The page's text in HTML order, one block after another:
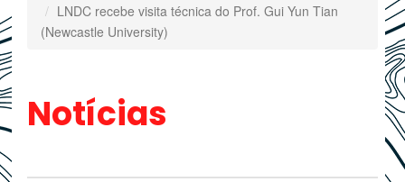
LNDC recebe visita técnica do Prof. Gui Yun Tian
(Newcastle University)
Notícias